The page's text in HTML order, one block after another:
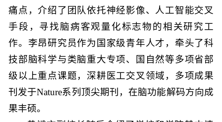
痛点，介绍了团队依托神经影像、人工智能交叉
手段，寻找脑病客观量化标志物的相关研究工
作。李昂研究员作为国家级青年人才，牵头了科
技部脑科学与类脑重大专项、国自然等多项省部
级以上重点课题，深耕医工交叉领域，多项成果
刊发于Nature系列顶尖期刊，在脑功能解码方向成
果丰硕。